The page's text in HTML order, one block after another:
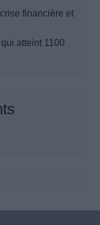
financière et
atteint 1100